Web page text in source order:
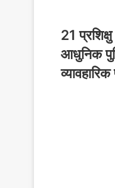
21
आधुनिक